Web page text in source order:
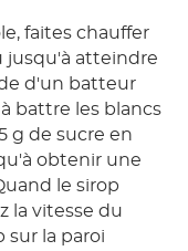
faites chauffer
jusqu'à atteindre
d'un batteur
battre les blancs
g de sucre en
obtenir une
le sirop
la vitesse du
sur la paroi